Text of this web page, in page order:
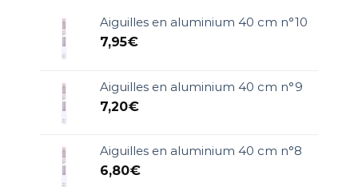
Aiguilles en aluminium 40 cm n°10
7,95€
Aiguilles en aluminium 40 cm n°9
7,20€
Aiguilles en aluminium 40 cm n°8
6,80€